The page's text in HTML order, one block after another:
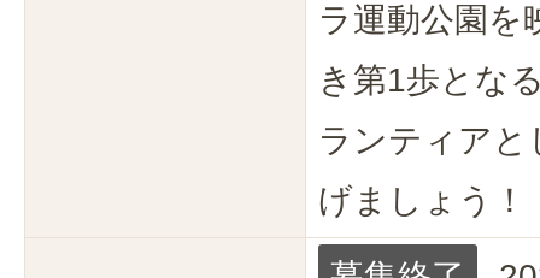
ラ運動公園を
き第1歩とな
ランティアと
げましょう！